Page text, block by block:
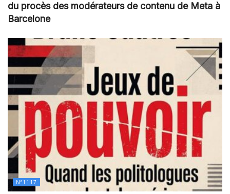
du procès des modérateurs de contenu de Meta à
Barcelone
N°1117